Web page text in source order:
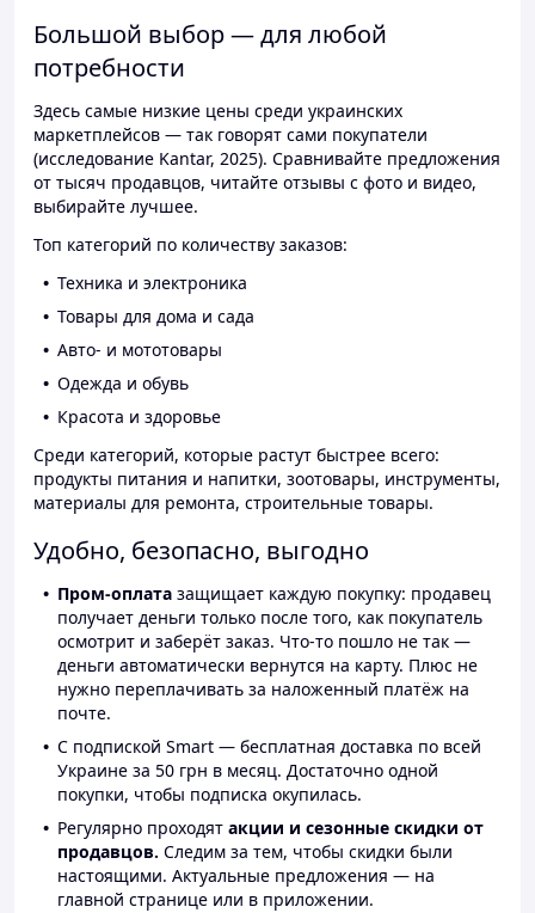
Большой выбор — для любой
потребности
Здесь самые низкие цены среди украинских
маркетплейсов — так говорят сами покупатели
(исследование Kantar, 2025). Сравнивайте предложения
от тысяч продавцов, читайте отзывы с фото и видео,
выбирайте лучшее.
Топ категорий по количеству заказов:
Техника и электроника
Товары для дома и сада
Авто- и мототовары
Одежда и обувь
Красота и здоровье
Среди категорий, которые растут быстрее всего:
продукты питания и напитки, зоотовары, инструменты,
материалы для ремонта, строительные товары.
Удобно, безопасно, выгодно
Пром-оплата защищает каждую покупку: продавец
получает деньги только после того, как покупатель
осмотрит и заберёт заказ. Что-то пошло не так —
деньги автоматически вернутся на карту. Плюс не
нужно переплачивать за наложенный платёж на
почте.
С подпиской Smart — бесплатная доставка по всей
Украине за 50 грн в месяц. Достаточно одной
покупки, чтобы подписка окупилась.
Регулярно проходят акции и сезонные скидки от
продавцов. Следим за тем, чтобы скидки были
настоящими. Актуальные предложения — на
главной странице или в приложении.